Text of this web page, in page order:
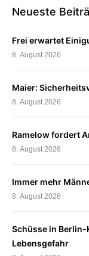
Neueste
Frei erwartet
8. August 2026
Maier:
8. August 2026
Ramelow fordert
8. August 2026
Immer mehr
8. August 2026
Schüsse in
Lebensgefahr